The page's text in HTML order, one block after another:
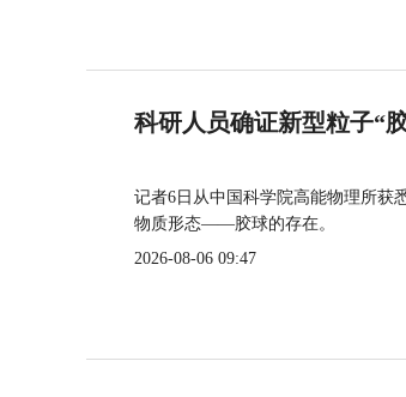
科研人员确证新型粒子“
记者6日从中国科学院高能物理所获
物质形态——胶球的存在。
2026-08-06 09:47